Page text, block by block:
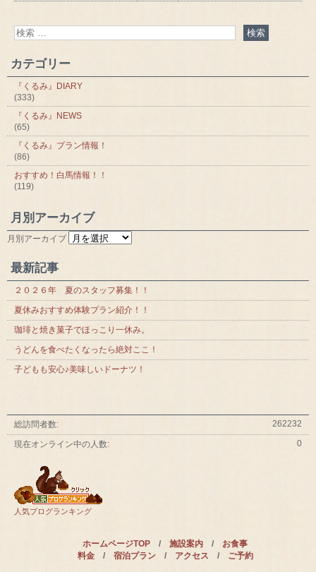
カテゴリー
『くるみ』DIARY
(333)
『くるみ』NEWS
(65)
『くるみ』プラン情報！
(86)
おすすめ！白馬情報！！
(119)
月別アーカイブ
月別アーカイブ
最新記事
２０２６年 夏のスタッフ募集！！
夏休みおすすめ体験プラン紹介！！
珈琲と焼き菓子でほっこり一休み。
うどんを食べたくなったら絶対ここ！
子どもも安心♪美味しいドーナツ！
262232
総訪問者数:
0
現在オンライン中の人数:
人気ブログランキング
ホームページTOP / 施設案内 / お食事
料金/ 宿泊プラン/ アクセス / ご予約